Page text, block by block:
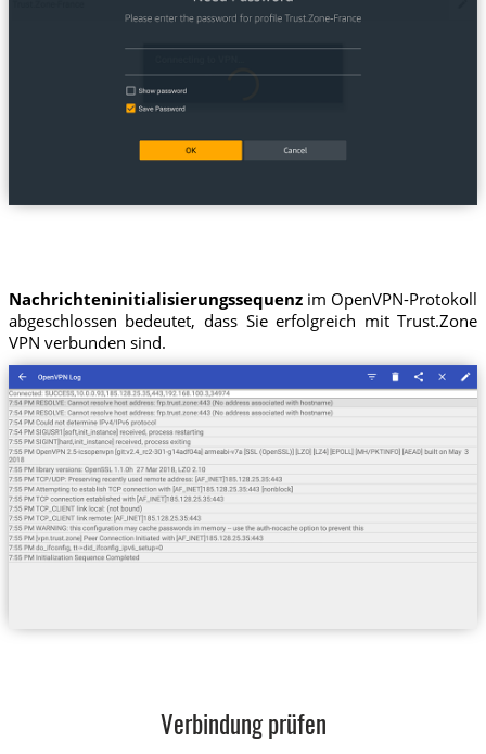
Nachrichteninitialisierungssequenzim OpenVPN-Protokoll
abgeschlossen bedeutet, dass Sie erfolgreich mit Trust.Zone
VPN verbunden sind.
Verbindung prüfen